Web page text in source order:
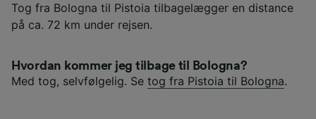
Tog fra Bologna til Pistoia tilbagelægger en distance
på ca. 72 km under rejsen.
Hvordan kommer jeg tilbage til Bologna?
Med tog, selvfølgelig. Se tog fra Pistoia til Bologna.